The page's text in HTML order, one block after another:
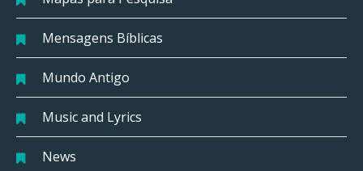
Mensagens Bíblicas
Mundo Antigo
Music and Lyrics
News